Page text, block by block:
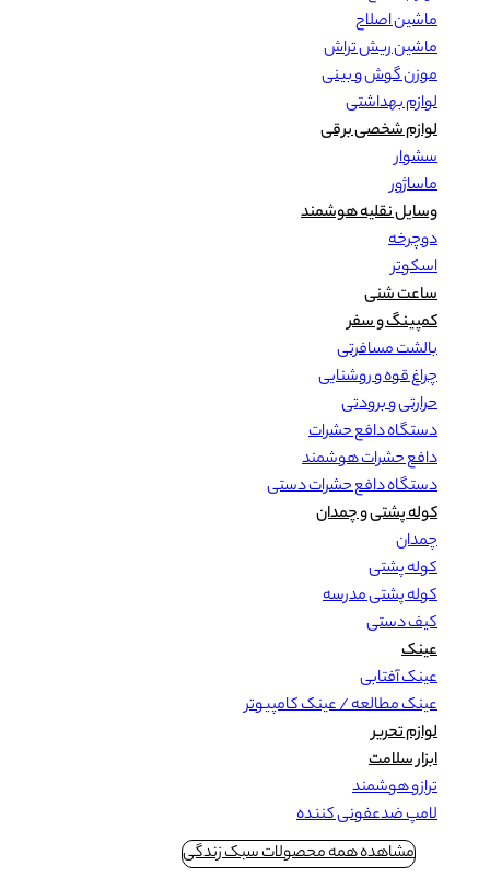
ماشین اصلاح
ماشین ریش تراش
موزن گوش و بینی
لوازم بهداشتی
لوازم شخصی برقی
سشوار
ماساژور
وسایل نقلیه هوشمند
دوچرخه
اسکوتر
ساعت شنی
کمپینگ و سفر
بالشت مسافرتی
چراغ قوه و روشنایی
حرارتی و برودتی
دستگاه دافع حشرات
دافع حشرات هوشمند
دستگاه دافع حشرات دستی
کوله پشتی و چمدان
چمدان
کوله پشتی
کوله پشتی مدرسه
کیف دستی
عینک
عینک آفتابی
عینک مطالعه / عینک کامپیوتر
لوازم تحریر
ابزار سلامت
ترازو هوشمند
لامپ ضدعفونی کننده
مشاهده همه محصولات سبک زندگی